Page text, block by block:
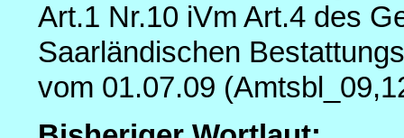
Art.1 Nr.10 iVm Art.4 des
Saarländischen
vom 01.07.09